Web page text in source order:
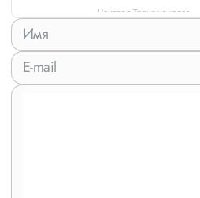
Централ Транс на карте